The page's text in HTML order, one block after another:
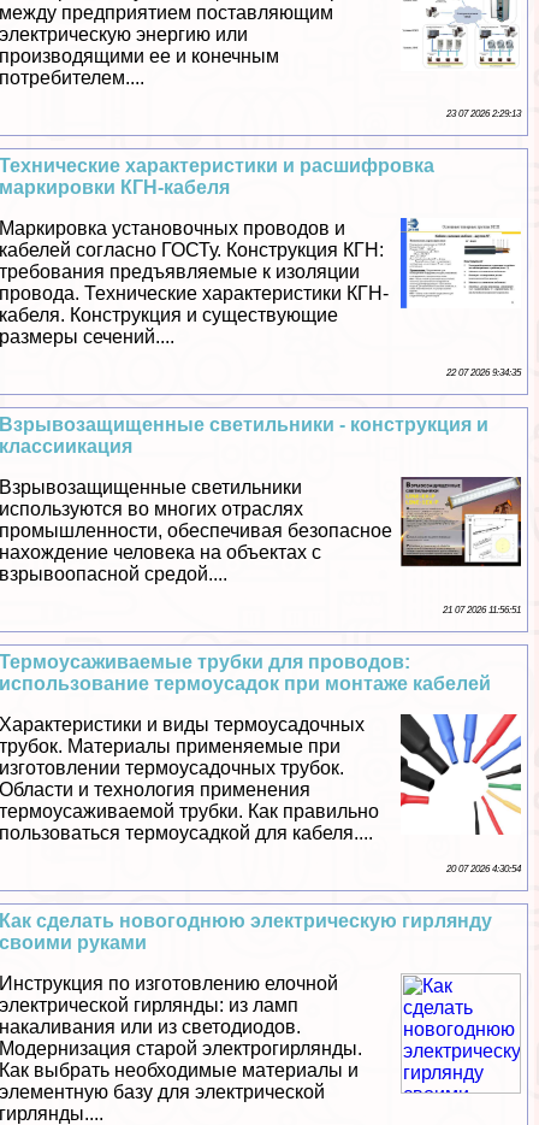
между предприятием поставляющим
электрическую энергию или
производящими ее и конечным
потребителем....
23 07 2026 2:29:13
Технические хаpaктеристики и расшифровка
маркировки КГН-кабеля
Маркировка установочных проводов и
кабелей согласно ГОСТу. Конструкция КГН:
требования предъявляемые к изоляции
провода. Технические хаpaктеристики КГН-
кабеля. Конструкция и существующие
размеры сечений....
22 07 2026 9:34:35
Взрывозащищенные светильники - конструкция и
классиикация
Взрывозащищенные светильники
используются во многих отраслях
промышленности, обеспечивая безопасное
нахождение человека на объектах с
взрывоопасной средой....
21 07 2026 11:56:51
Термоусаживаемые трубки для проводов:
использование термоусадок при монтаже кабелей
Хаpaктеристики и виды термоусадочных
трубок. Материалы применяемые при
изготовлении термоусадочных трубок.
Области и технология применения
термоусаживаемой трубки. Как правильно
пользоваться термоусадкой для кабеля....
20 07 2026 4:30:54
Как сделать новогоднюю электрическую гирлянду
своими руками
Инструкция по изготовлению елочной
электрической гирлянды: из ламп
накаливания или из светодиодов.
Модернизация старой электрогирлянды.
Как выбрать необходимые материалы и
элементную базу для электрической
гирлянды....